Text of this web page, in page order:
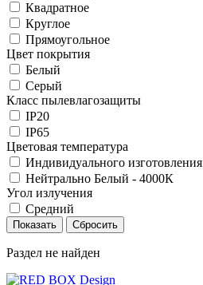
Квадратное
Круглое
Прямоугольное
Цвет покрытия
Белый
Серый
Класс пылевлагозащиты
IP20
IP65
Цветовая температура
Индивидуального изготовления
Нейтрально Белый - 4000К
Угол излучения
Средний
Раздел не найден